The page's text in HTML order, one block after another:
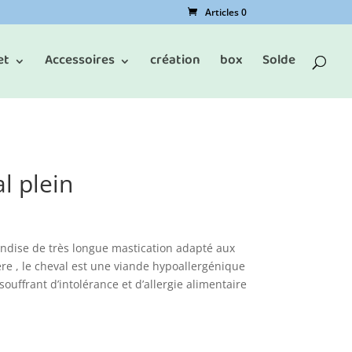
Articles 0
Accessoires création box Solde
plein
de très longue mastication adapté aux
, le cheval est une viande hypoallergénique
d’intolérance et d’allergie alimentaire